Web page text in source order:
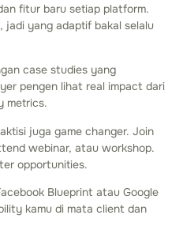
fitur baru setiap platform.
jadi yang adaptif bakal selalu
case studies yang
pengen lihat real impact dari
metrics.
juga game changer. Join
webinar, atau workshop.
opportunities.
Blueprint atau Google
kamu di mata client dan